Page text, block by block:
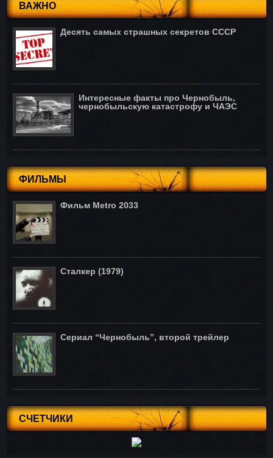
ВАЖНО
Десять самых страшных секретов СССР
Интересные факты про Чернобыль,
чернобыльскую катастрофу и ЧАЭС
ФИЛЬМЫ
Фильм Metro 2033
Сталкер (1979)
Сериал “Чернобыль”, второй трейлер
СЧЕТЧИКИ